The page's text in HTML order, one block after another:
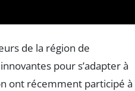
de la région de
pour s’adapter à
ont récemment participé à